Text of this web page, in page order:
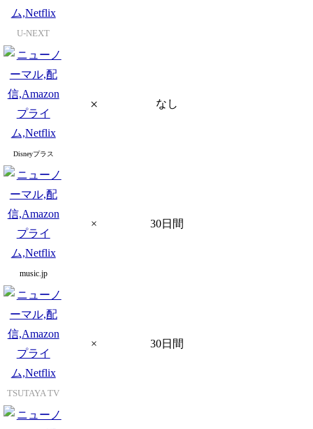
U-NEXT
Disneyプラス
× なし
music.jp
× 30日間
TSUTAYA TV
× 30日間